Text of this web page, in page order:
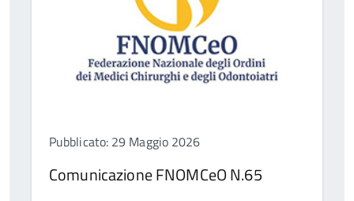
Pubblicato: 29 Maggio 2026
Comunicazione FNOMCeO N.65